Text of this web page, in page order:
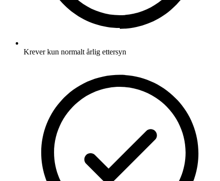
Krever kun normalt årlig ettersyn